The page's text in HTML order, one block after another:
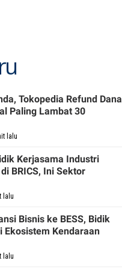
Tokopedia Refund Dana
Paling Lambat 30
lalu
Kerjasama Industri
BRICS, Ini Sektor
lalu
Bisnis ke BESS, Bidik
Ekosistem Kendaraan
lalu